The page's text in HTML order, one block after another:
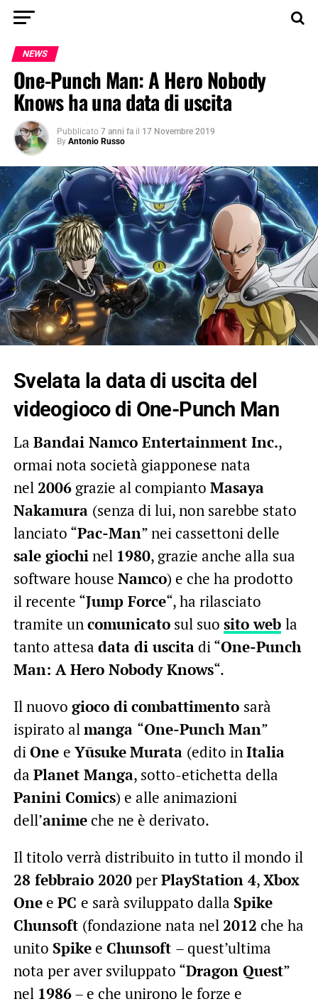
NEWS
One-Punch Man: A Hero Nobody
Knows ha una data di uscita
Pubblicato 7 anni fa il 17 Novembre 2019
By Antonio Russo
Svelata la data di uscita del
videogioco di One-Punch Man
La Bandai Namco Entertainment Inc.,
ormai nota società giapponese nata
nel2006grazie al compianto Masaya
Nakamura (senza di lui, non sarebbe stato
lanciato “Pac-Man” nei cassettoni delle
sale giochinel 1980, grazie anche alla sua
software house Namco) e che ha prodotto
il recente “Jump Force“, ha rilasciato
tramite uncomunicatosul suo sito web la
tanto attesa data di uscitadi “One-Punch
Man: A Hero Nobody Knows“.
Il nuovo gioco dicombattimento sarà
ispirato almanga “One-Punch Man”
diOne e YūsukeMurata (edito inItalia
da Planet Manga, sotto-etichetta della
Panini Comics) e alle animazioni
dell’animeche ne è derivato.
Il titolo verrà distribuito in tutto il mondo il
28 febbraio 2020perPlayStation 4,Xbox
Onee PC e sarà sviluppato dalla Spike
Chunsoft (fondazione nata nel2012 che ha
unito Spikee Chunsoft – quest’ultima
nota per aver sviluppato “Dragon Quest”
nel 1986– e che unirono le forze e